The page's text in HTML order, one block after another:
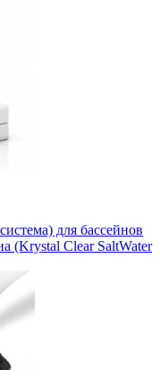
для бассейнов
(Krystal Clear SaltWater